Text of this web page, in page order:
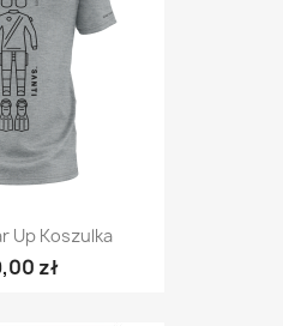
Up Koszulka
zł